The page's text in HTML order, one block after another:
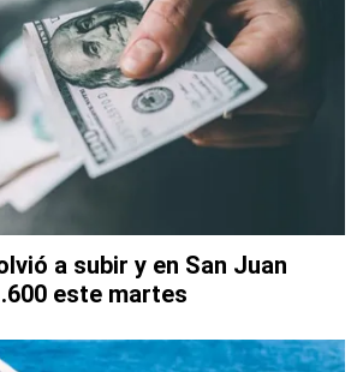
a subir y en San Juan
este martes